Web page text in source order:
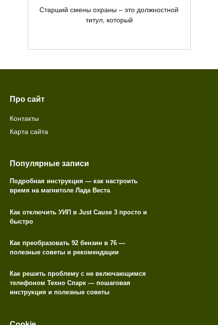
Старший смены охраны – это должностной
титул, который
Про сайт
Контакты
Карта сайта
Популярные записи
Подробная инструкция — как настроить
время на магнитоле Лада Веста
Как отключить УИП в Just Cause 3 просто и
быстро
Как преобразовать 92 бензин в 76 —
полезные советы и рекомендации
Как решить проблему с не включающимся
телефоном Техно Спарк — пошаговая
инструкция и полезные советы